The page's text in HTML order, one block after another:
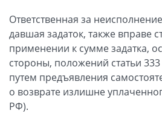
Ответственная за
давшая задаток, также вправе
применении к сумме задатка,
стороны, положений статьи
путем предъявления
о возврате излишне
РФ).